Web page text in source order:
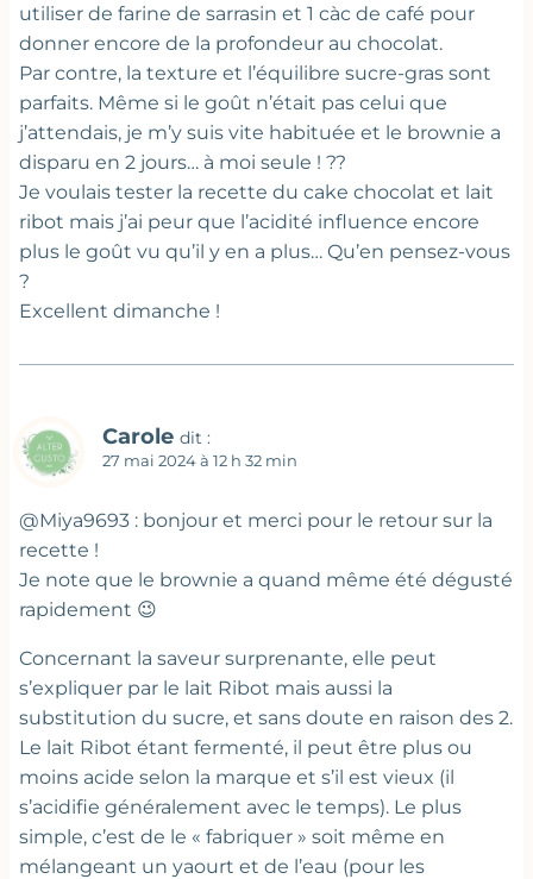
utiliser de farine de sarrasin et 1 càc de café pour
donner encore de la profondeur au chocolat.
Par contre, la texture et l’équilibre sucre-gras sont
parfaits. Même si le goût n’était pas celui que
j’attendais, je m’y suis vite habituée et le brownie a
disparu en 2 jours… à moi seule ! ??
Je voulais tester la recette du cake chocolat et lait
ribot mais j’ai peur que l’acidité influence encore
plus le goût vu qu’il y en a plus… Qu’en pensez-vous
?
Excellent dimanche !
Carole dit :
27 mai 2024 à 12 h 32 min
@Miya9693 : bonjour et merci pour le retour sur la
recette !
Je note que le brownie a quand même été dégusté
rapidement 😉
Concernant la saveur surprenante, elle peut
s’expliquer par le lait Ribot mais aussi la
substitution du sucre, et sans doute en raison des 2.
Le lait Ribot étant fermenté, il peut être plus ou
moins acide selon la marque et s’il est vieux (il
s’acidifie généralement avec le temps). Le plus
simple, c’est de le « fabriquer » soit même en
mélangeant un yaourt et de l’eau (pour les